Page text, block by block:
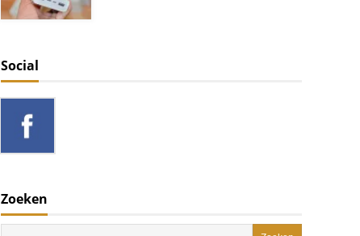
Social
Zoeken